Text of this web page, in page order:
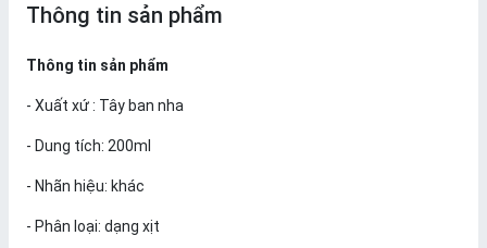
Thông tin sản phẩm
Thông tin sản phẩm
- Xuất xứ : Tây ban nha
- Dung tích: 200ml
- Nhãn hiệu: khác
- Phân loại: dạng xịt